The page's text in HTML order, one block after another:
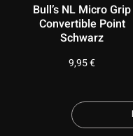
Bull’s NL Micro Grip
Convertible Point
Schwarz
9,95€